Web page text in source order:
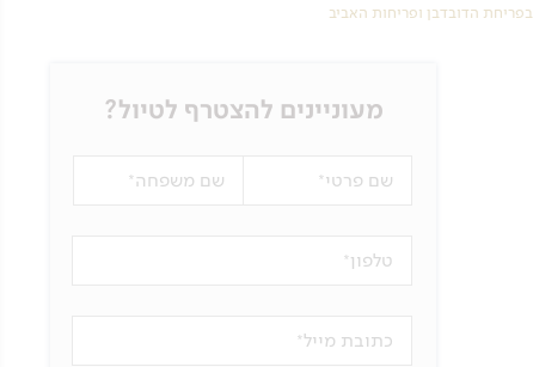
מעוניינים להצטרף לטיול?
שם פרטי שם משפחה
טלפון
כתובת מייל